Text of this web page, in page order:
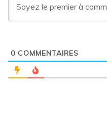
0 COMMENTAIRES